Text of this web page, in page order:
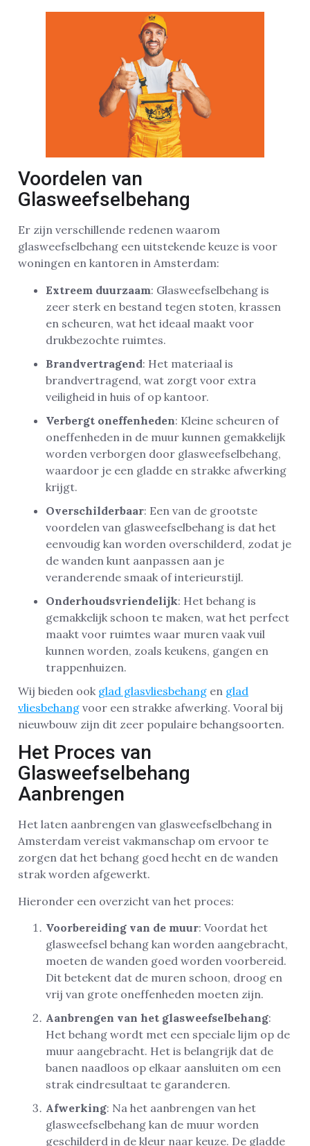
Voordelen van
Glasweefselbehang
Er zijn verschillende redenen waarom
glasweefselbehang een uitstekende keuze is voor
woningen en kantoren in Amsterdam:
Extreem duurzaam: Glasweefselbehang is
zeer sterk en bestand tegen stoten, krassen
en scheuren, wat het ideaal maakt voor
drukbezochte ruimtes.
Brandvertragend: Het materiaal is
brandvertragend, wat zorgt voor extra
veiligheid in huis of op kantoor.
Verbergt oneffenheden: Kleine scheuren of
oneffenheden in de muur kunnen gemakkelijk
worden verborgen door glasweefselbehang,
waardoor je een gladde en strakke afwerking
krijgt.
Overschilderbaar: Een van de grootste
voordelen van glasweefselbehang is dat het
eenvoudig kan worden overschilderd, zodat je
de wanden kunt aanpassen aan je
veranderende smaak of interieurstijl.
Onderhoudsvriendelijk: Het behang is
gemakkelijk schoon te maken, wat het perfect
maakt voor ruimtes waar muren vaak vuil
kunnen worden, zoals keukens, gangen en
trappenhuizen.
Wij bieden ook glad glasvliesbehang en glad
vliesbehang voor een strakke afwerking. Vooral bij
nieuwbouw zijn dit zeer populaire behangsoorten.
Het Proces van
Glasweefselbehang
Aanbrengen
Het laten aanbrengen van glasweefselbehang in
Amsterdam vereist vakmanschap om ervoor te
zorgen dat het behang goed hecht en de wanden
strak worden afgewerkt.
Hieronder een overzicht van het proces:
Voorbereiding van de muur: Voordat het
glasweefsel behang kan worden aangebracht,
moeten de wanden goed worden voorbereid.
Dit betekent dat de muren schoon, droog en
vrij van grote oneffenheden moeten zijn.
Aanbrengen van het glasweefselbehang:
Het behang wordt met een speciale lijm op de
muur aangebracht. Het is belangrijk dat de
banen naadloos op elkaar aansluiten om een
strak eindresultaat te garanderen.
Afwerking: Na het aanbrengen van het
glasweefselbehang kan de muur worden
geschilderd in de kleur naar keuze. De gladde